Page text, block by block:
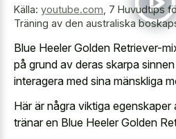
Källa: youtube.com, 7 Huvudtips
Träning av den australiska
Blue Heeler Golden Retriever-
på grund av deras skarpa
interagera med sina mänskliga
Här är några viktiga
tränar en Blue Heeler Golden